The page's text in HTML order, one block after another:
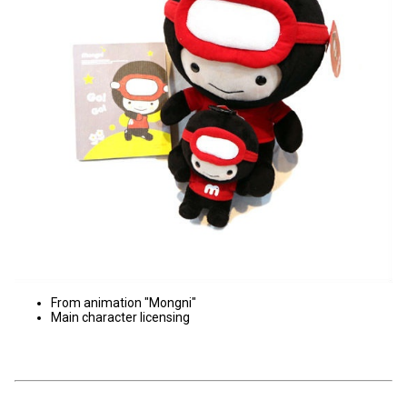
From animation "Mongni"
Main character licensing